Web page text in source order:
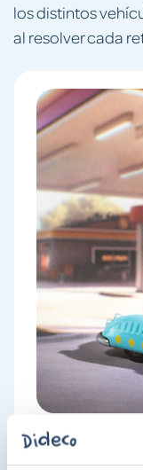
los distintos
al resolver cada